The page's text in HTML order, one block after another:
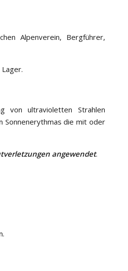
Alpenverein, Bergführer,
von ultravioletten Strahlen
Sonnenerythmas die mit oder
angewendet.